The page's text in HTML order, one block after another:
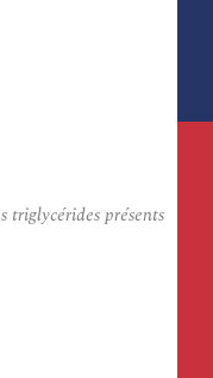
présents